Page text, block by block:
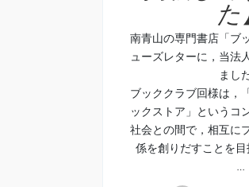
た
南青山の専門書店「ブ
ューズレターに，当法
まし
ブッククラブ回様は，
ックストア」というコ
社会との間で，相互に
係を創りだすことを目
…